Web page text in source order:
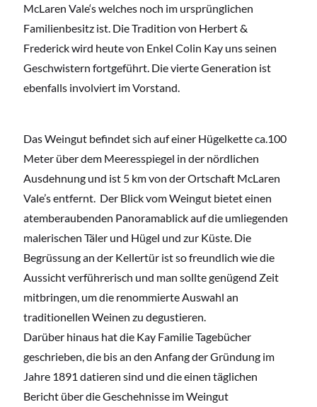
McLaren Vale‘s welches noch im ursprünglichen
Familienbesitz ist. Die Tradition von Herbert &
Frederick wird heute von Enkel Colin Kay uns seinen
Geschwistern fortgeführt. Die vierte Generation ist
ebenfalls involviert im Vorstand.
Das Weingut befindet sich auf einer Hügelkette ca.100
Meter über dem Meeresspiegel in der nördlichen
Ausdehnung und ist 5 km von der Ortschaft McLaren
Vale’s entfernt. Der Blick vom Weingut bietet einen
atemberaubenden Panoramablick auf die umliegenden
malerischen Täler und Hügel und zur Küste. Die
Begrüssung an der Kellertür ist so freundlich wie die
Aussicht verführerisch und man sollte genügend Zeit
mitbringen, um die renommierte Auswahl an
traditionellen Weinen zu degustieren.
Darüber hinaus hat die Kay Familie Tagebücher
geschrieben, die bis an den Anfang der Gründung im
Jahre 1891 datieren sind und die einen täglichen
Bericht über die Geschehnisse im Weingut